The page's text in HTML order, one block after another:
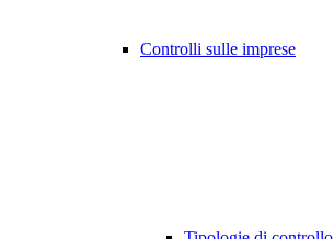
Controlli sulle imprese